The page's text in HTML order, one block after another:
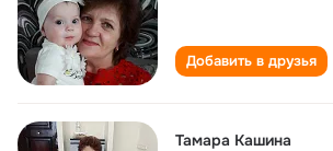
Добавить в друзья
Тамара Кашина